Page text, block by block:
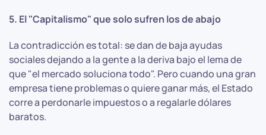
5. El "Capitalismo" que solo sufren los de abajo
La contradicción es total: se dan de baja ayudas
sociales dejando a la gente a la deriva bajo el lema de
que "el mercado soluciona todo". Pero cuando una gran
empresa tiene problemas o quiere ganar más, el Estado
corre a perdonarle impuestos o a regalarle dólares
baratos.